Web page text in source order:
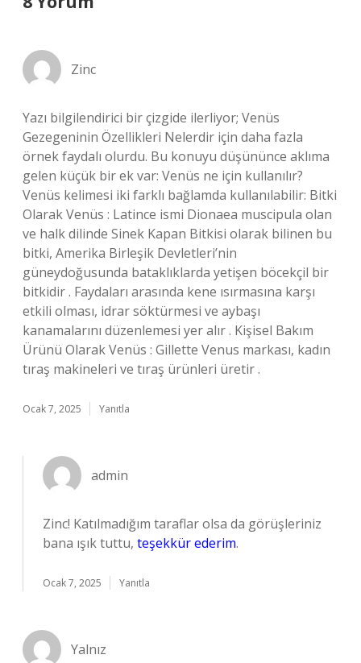
Zinc
Yazı bilgilendirici bir çizgide ilerliyor; Venüs
Gezegeninin Özellikleri Nelerdir için daha fazla
örnek faydalı olurdu. Bu konuyu düşününce aklıma
gelen küçük bir ek var: Venüs ne için kullanılır?
Venüs kelimesi iki farklı bağlamda kullanılabilir: Bitki
Olarak Venüs : Latince ismi Dionaea muscipula olan
ve halk dilinde Sinek Kapan Bitkisi olarak bilinen bu
bitki, Amerika Birleşik Devletleri’nin
güneydoğusunda bataklıklarda yetişen böcekçil bir
bitkidir . Faydaları arasında kene ısırmasına karşı
etkili olması, idrar söktürmesi ve aybaşı
kanamalarını düzenlemesi yer alır . Kişisel Bakım
Ürünü Olarak Venüs : Gillette Venus markası, kadın
tıraş makineleri ve tıraş ürünleri üretir .
Ocak 7, 2025 Yanıtla
admin
Zinc! Katılmadığım taraflar olsa da görüşleriniz
bana ışık tuttu, teşekkür ederim.
Ocak 7, 2025 Yanıtla
Yalnız